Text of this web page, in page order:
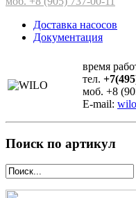
Доставка насосов
Документация
время
тел.
моб. +8
E-mail:
Поиск по артикул